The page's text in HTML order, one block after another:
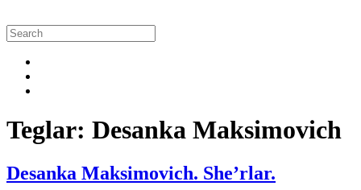
Teglar: Desanka Maksimovich
Desanka Maksimovich. She’rlar.